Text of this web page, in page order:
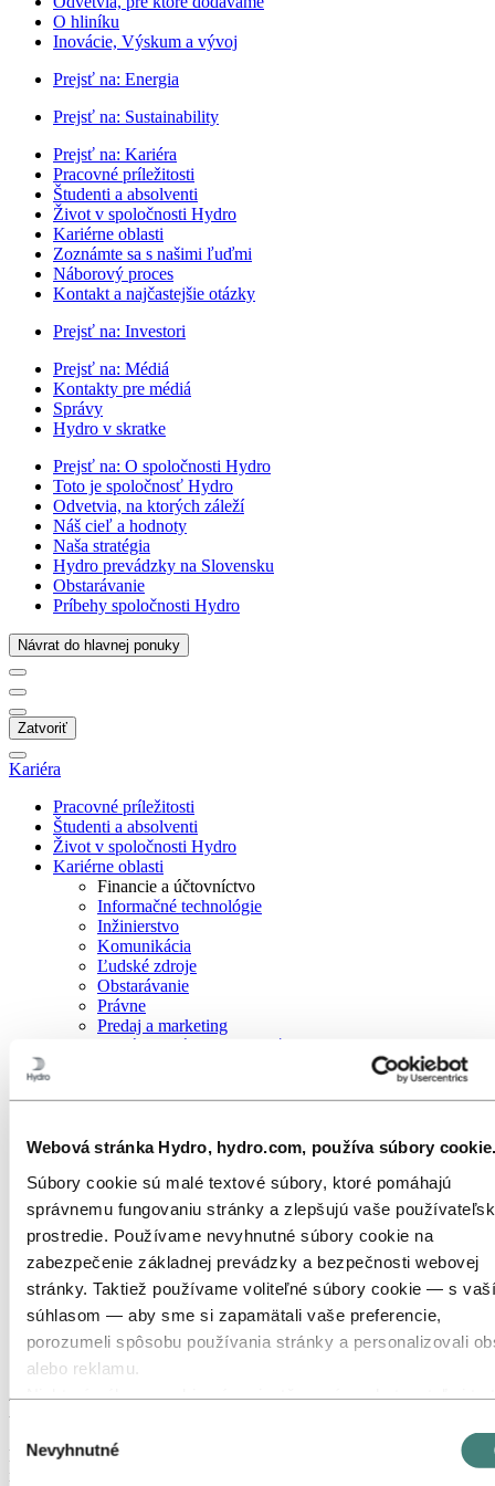
Webová stránka Hydro, hydro.com, používa súbory cookie.
Súbory cookie sú malé textové súbory, ktoré pomáhajú
správnemu fungovaniu stránky a zlepšujú vaše
prostredie. Používame nevyhnutné súbory cookie na
zabezpečenie základnej prevádzky a bezpečnosti webovej
stránky. Taktiež používame voliteľné súbory cookie — s
súhlasom — aby sme si zapamätali vaše preferencie,
porozumeli spôsobu používania stránky a personalizovali
alebo reklamu.
analytiky alebo reklamy. Tieto tretie strany môžu kombinovať
informácie zhromaždené počas vášho používania našej
súhlasu
Nevyhnutné
O hliníku
Inovácie, Výskum a vývoj
Prejsť na: Energia
Prejsť na: Sustainability
Prejsť na: Kariéra
Pracovné príležitosti
Študenti a absolventi
Život v spoločnosti Hydro
Kariérne oblasti
Zoznámte sa s našimi ľuďmi
Náborový proces
Kontakt a najčastejšie otázky
Prejsť na: Investori
Prejsť na: Médiá
Kontakty pre médiá
Správy
Hydro v skratke
Prejsť na: O spoločnosti Hydro
Toto je spoločnosť Hydro
Odvetvia, na ktorých záleží
Náš cieľ a hodnoty
Naša stratégia
Hydro prevádzky na Slovensku
Obstarávanie
Príbehy spoločnosti Hydro
Návrat do hlavnej ponuky
Zatvoriť
Kariéra
Pracovné príležitosti
Študenti a absolventi
Život v spoločnosti Hydro
Kariérne oblasti
Financie a účtovníctvo
Informačné technológie
Inžinierstvo
Komunikácia
Ľudské zdroje
Obstarávanie
Právne
Predaj a marketing
Prevádzková excelentnosť
Správa portfólia a obchodovanie
Udržateľnosť
Výroba
Výskum a vývoj
Zdravie, Bezpečnosť a Životné prostredie (HSE)
Zoznámte sa s našimi ľuďmi
Náborový proces
Kontakt a najčastejšie otázky
Kariéra
Kariérne oblasti
Financie a účtovníctvo
Financie a účtovníctvo
Financie a účtovníctvo v spoločnosti Hydro zabezpečujú finančnú